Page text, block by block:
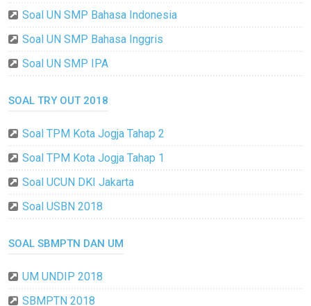
Soal UN SMP Bahasa Indonesia
Soal UN SMP Bahasa Inggris
Soal UN SMP IPA
SOAL TRY OUT 2018
Soal TPM Kota Jogja Tahap 2
Soal TPM Kota Jogja Tahap 1
Soal UCUN DKI Jakarta
Soal USBN 2018
SOAL SBMPTN DAN UM
UM UNDIP 2018
SBMPTN 2018